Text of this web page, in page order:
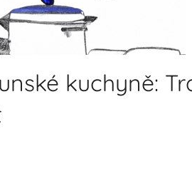
kuchyně: